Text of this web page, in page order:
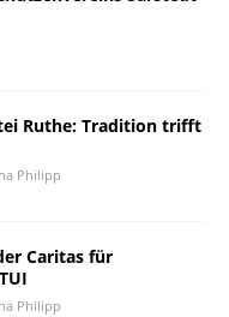
Ruthe: Tradition trifft
Philipp
Caritas für
Philipp